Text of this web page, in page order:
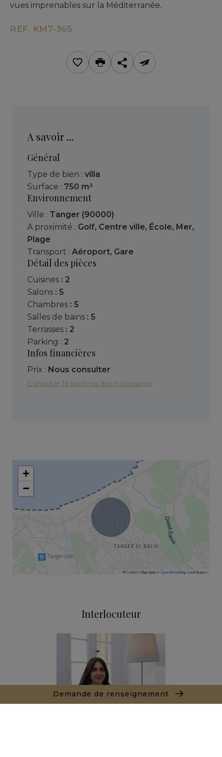
Demande de renseignement
vues imprenables sur la Méditerranée.
REF. KM7-365
A savoir ...
Général
Type de bien : villa
Surface : 750 m²
Environnement
Ville : Tanger (90000)
A proximité : Golf, Centre ville, École, Mer,
Plage
Transport : Aéroport, Gare
Détail des pièces
cuisines : 2
salons : 5
chambres : 5
salles de bains : 5
terrasses : 2
parking : 2
Infos financières
Prix : Nous consulter
Consulter le barème des honoraires
+
−
Leaflet| Map data ©OpenStreetMapcontributors
Interlocuteur